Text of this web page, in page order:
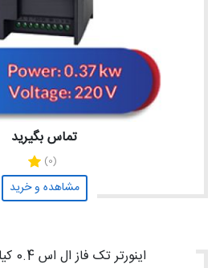
تماس بگیرید
(0)
مشاهده و خرید
اینورتر تک فاز ال اس 0.4 کیلووات S100